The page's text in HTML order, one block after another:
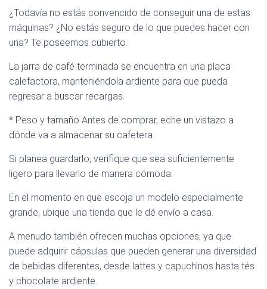
¿Todavía no estás convencido de conseguir una de estas
máquinas? ¿No estás seguro de lo que puedes hacer con
una? Te poseemos cubierto.
La jarra de café terminada se encuentra en una placa
calefactora, manteniéndola ardiente para que pueda
regresar a buscar recargas.
* Peso y tamaño Antes de comprar, eche un vistazo a
dónde va a almacenar su cafetera.
Si planea guardarlo, verifique que sea suficientemente
ligero para llevarlo de manera cómoda.
En el momento en que escoja un modelo especialmente
grande, ubique una tienda que le dé envío a casa.
A menudo también ofrecen muchas opciones, ya que
puede adquirir cápsulas que pueden generar una diversidad
de bebidas diferentes, desde lattes y capuchinos hasta tés
y chocolate ardiente.